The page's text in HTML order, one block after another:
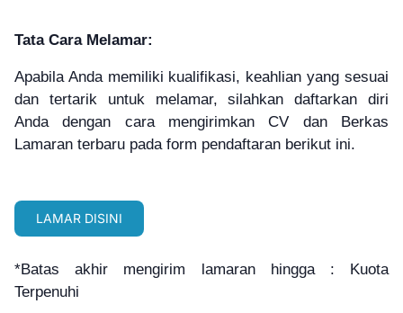
Tata Cara Melamar:
Apabila Anda memiliki kualifikasi, keahlian yang sesuai
dan tertarik untuk melamar, silahkan daftarkan diri
Anda dengan cara mengirimkan CV dan Berkas
Lamaran terbaru pada form pendaftaran berikut ini.
LAMAR DISINI
*Batas akhir mengirim lamaran hingga : Kuota
Terpenuhi